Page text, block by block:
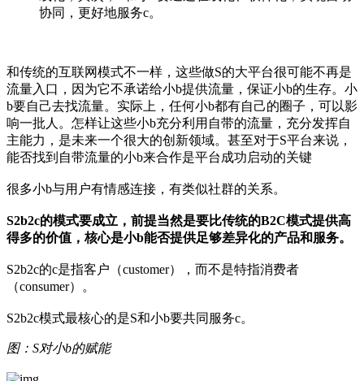
协同，更好地服务c。
和传统的互联网模式不一样，这些做S的大平台很可能不再是
流量入口，因为它不承诺给小b提供流量，保证小b的生存。小
b要自己去找流量。实际上，任何小b都有自己的圈子，可以影
响一批人。怎样让这些小b充分利用自带的流量，充分发挥自
主能力，是未来一个很大的创新领域。甚至对于S平台来说，
能否找到自带流量的小b来合作是平台成功启动的关键
很多小b与用户有情感连接，有类似社群的关系。
S2b2c的模式要成立，前提当然是要比传统的B2C模式提供高
得多的价值，核心是小b能否提供足够差异化的产品和服务。
S2b2c的c是指客户（customer），而不是特指消费者
（consumer）。
S2b2c模式最核心的是S和小b要共同服务c。
图：S对小b的赋能